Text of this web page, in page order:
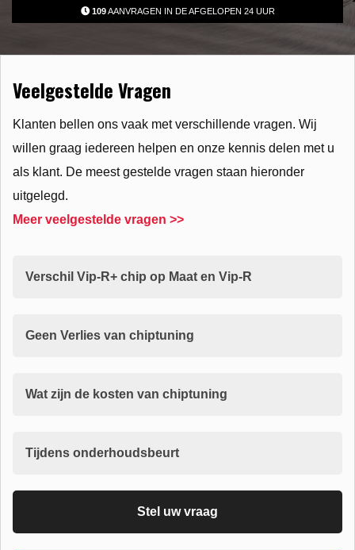
109AANVRAGEN IN DE AFGELOPEN 24 UUR
Veelgestelde Vragen
Klanten bellen ons vaak met verschillende vragen. Wij
willen graag iedereen helpen en onze kennis delen met u
als klant. De meest gestelde vragen staan hieronder
uitgelegd.
Meer veelgestelde vragen >>
Verschil Vip-R+ chip op Maat en Vip-R
Geen Verlies van chiptuning
Wat zijn de kosten van chiptuning
Tijdens onderhoudsbeurt
Stel uw vraag